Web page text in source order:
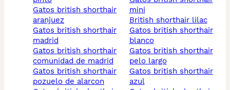
gatos british shorthair
aranjuez
gatos british shorthair
madrid
gatos british shorthair
comunidad de madrid
gatos british shorthair
pozuelo de alarcon
mini
british shorthair lilac
gatos british shorthair
blanco
gatos british shorthair
pelo largo
gatos british shorthair
azul